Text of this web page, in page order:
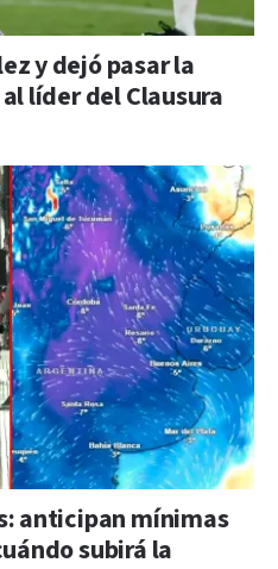
y dejó pasar la
líder del Clausura
anticipan mínimas
subirá la